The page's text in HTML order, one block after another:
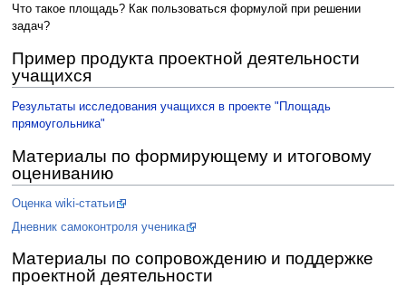
Что такое площадь? Как пользоваться формулой при решении
задач?
Пример продукта проектной деятельности
учащихся
Результаты исследования учащихся в проекте "Площадь
прямоугольника"
Материалы по формирующему и итоговому
оцениванию
Оценка wiki-статьи
Дневник самоконтроля ученика
Материалы по сопровождению и поддержке
проектной деятельности